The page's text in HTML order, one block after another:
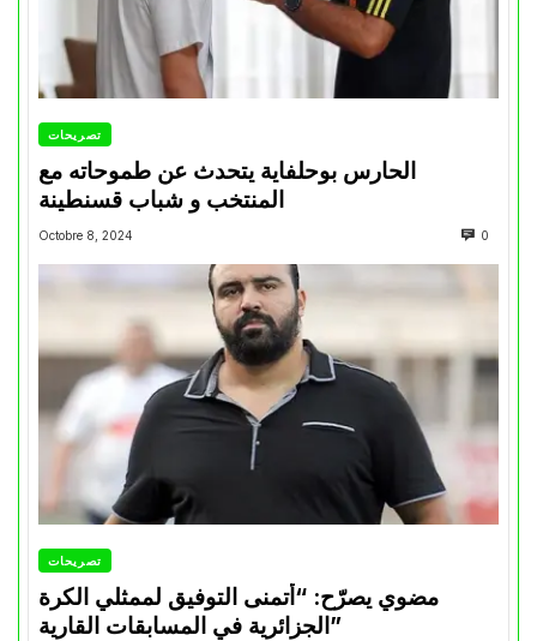
تصريحات
الحارس بوحلفاية يتحدث عن طموحاته مع
المنتخب و شباب قسنطينة
Octobre 8, 2024 0
تصريحات
مضوي يصرّح: “أتمنى التوفيق لممثلي الكرة
الجزائرية في المسابقات القارية”